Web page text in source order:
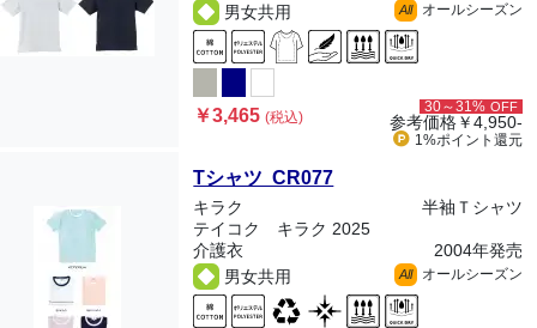
男女共用
All オールシーズン
￥3,465(税込)
30～31% OFF
参考価格￥4,950-
1%ポイント 還元
Tシャツ CR077
キラク
半袖Ｔシャツ
テイコク キラク 2025
介護衣
2004年発売
男女共用
All オールシーズン